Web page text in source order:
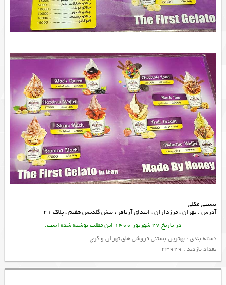
بستنی مکلی
آدرس : تهران ، مرزداران ، ابتدای آریافر ، نبش گلدیس هفتم ، پلاک 21
در تاریخ 27 شهریور 1400 این مطلب نوشته شده است.
دسته بندی : بهترین بستنی فروشی های تهران و کرج
تعداد بازدید : 23929